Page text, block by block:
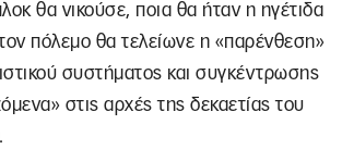
θα νικούσε, ποια θα ήταν η ηγέτιδα
πόλεμο θα τελείωνε η «παρένθεση»
συστήματος και συγκέντρωσης
στις αρχές της δεκαετίας του